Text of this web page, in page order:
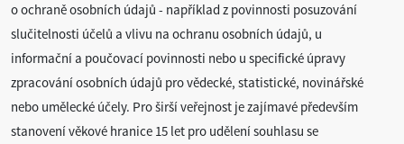
o ochraně osobních údajů - například z povinnosti posuzování
slučitelnosti účelů a vlivu na ochranu osobních údajů, u
informační a poučovací povinnosti nebo u specifické úpravy
zpracování osobních údajů pro vědecké, statistické, novinářské
nebo umělecké účely. Pro širší veřejnost je zajímavé především
stanovení věkové hranice 15 let pro udělení souhlasu se